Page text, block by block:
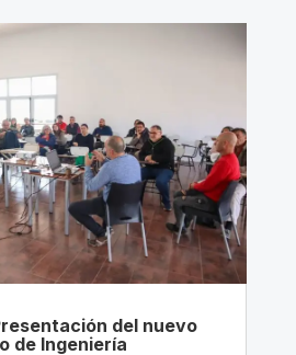
del nuevo
de Ingeniería